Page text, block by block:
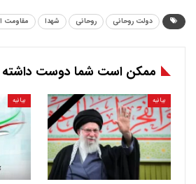
دولت روحانی روحانی شهدا مقاومت
ممکن است شما دوست داشته
بیانیه بیانیه